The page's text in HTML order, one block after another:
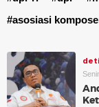
#asosiasi